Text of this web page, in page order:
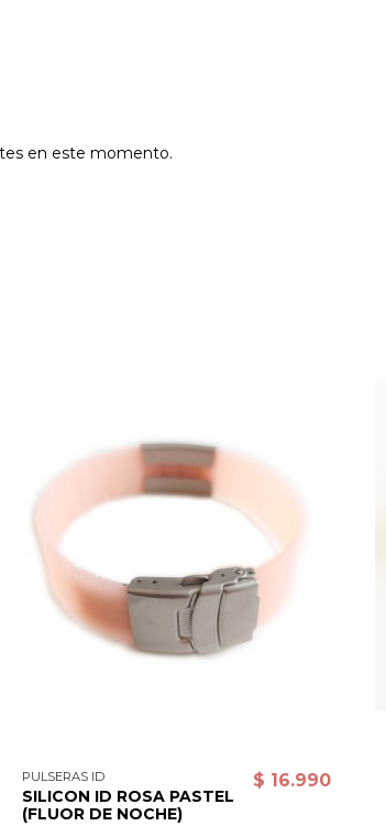
en este momento.
PULSERAS ID
SILICON ID ROSA PASTEL
(FLUOR DE NOCHE)
$ 16.990